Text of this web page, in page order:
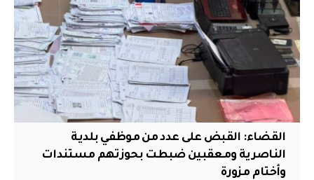
القضاء: القبض على عدد من موظفي بلدية
الناصرية ومعقبين ضبطت بحوزتهم مستندات
وأختام مزورة